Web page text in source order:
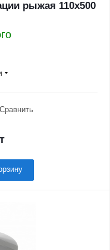
рыжая 110x500
Сравнить